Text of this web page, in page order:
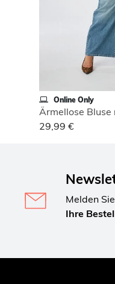
Online Only
Ärmellose
29,99 €
Melden
Ihre